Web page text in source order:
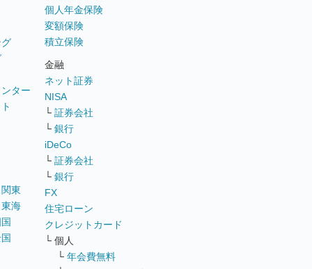
ター
関東
東海
個人年金保険
変額保険
積立保険
金融
ネット証券
NISA
└ 証券会社
└ 銀行
iDeCo
└ 証券会社
└ 銀行
FX
住宅ローン
クレジットカード
└ 個人
└ 年会費無料